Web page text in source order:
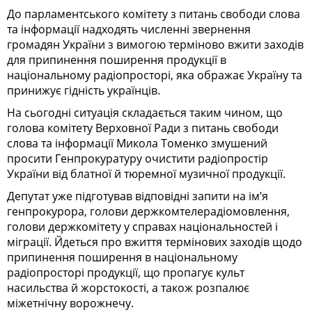
До парламентського комітету з питань свободи слова
та інформації надходять численні звернення
громадян України з вимогою терміново вжити заходів
для припинення поширення продукції в
національному радіопросторі, яка ображає Україну та
принижує гідність українців.
На сьогодні ситуація складається таким чином, що
голова комітету Верховної Ради з питань свободи
слова та інформації Микола Томенко змушений
просити Генпрокуратуру очистити радіопростір
України від блатної й тюремної музичної продукції.
Депутат уже підготував відповідні запити на ім’я
генпрокурора, голови держкомтелерадіомовлення,
голови держкомітету у справах національностей і
міграції. Йдеться про вжиття термінових заходів щодо
припинення поширення в національному
радіопросторі продукції, що пропагує культ
насильства й жорстокості, а також розпалює
міжетнічну ворожнечу.